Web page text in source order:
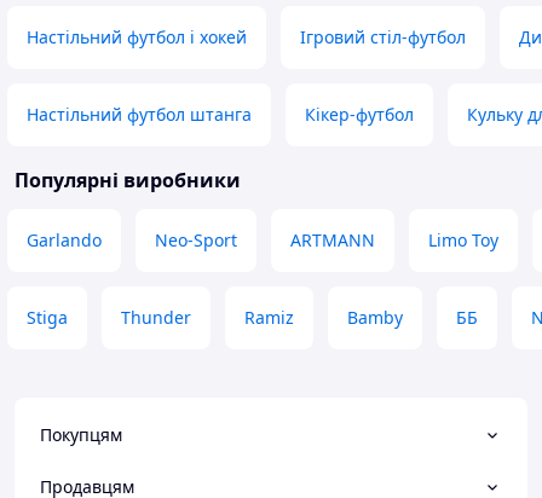
Настільний футбол і хокей Ігровий стіл-футбол
Настільний футбол штанга Кікер-футбол Кульку
Популярні виробники
Garlando Neo-Sport ARTMANN Limo Toy
Stiga Thunder Ramiz Bamby ББ
Покупцям
Продавцям